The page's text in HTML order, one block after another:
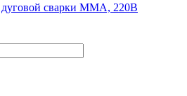
сварки MMA, 220В